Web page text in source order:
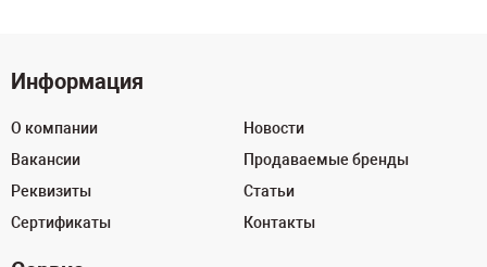
Информация
О компании
Вакансии
Реквизиты
Сертификаты
Новости
Продаваемые бренды
Статьи
Контакты